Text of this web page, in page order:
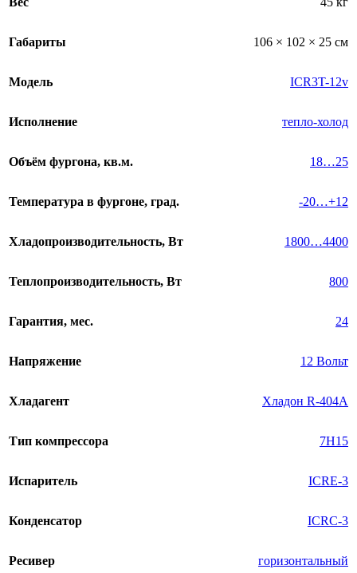
Габариты 106 × 102 × 25 см
Модель ICR3T-12v
Исполнение тепло-холод
Объём фургона, кв.м. 18…25
Температура в фургоне, град. -20…+12
Хладопроизводительность, Вт 1800…4400
Теплопроизводительность, Вт 800
Гарантия, мес. 24
Напряжение 12 Вольт
Хладагент Хладон R-404A
Тип компрессора 7H15
Испаритель ICRE-3
Конденсатор ICRC-3
Ресивер горизонтальный